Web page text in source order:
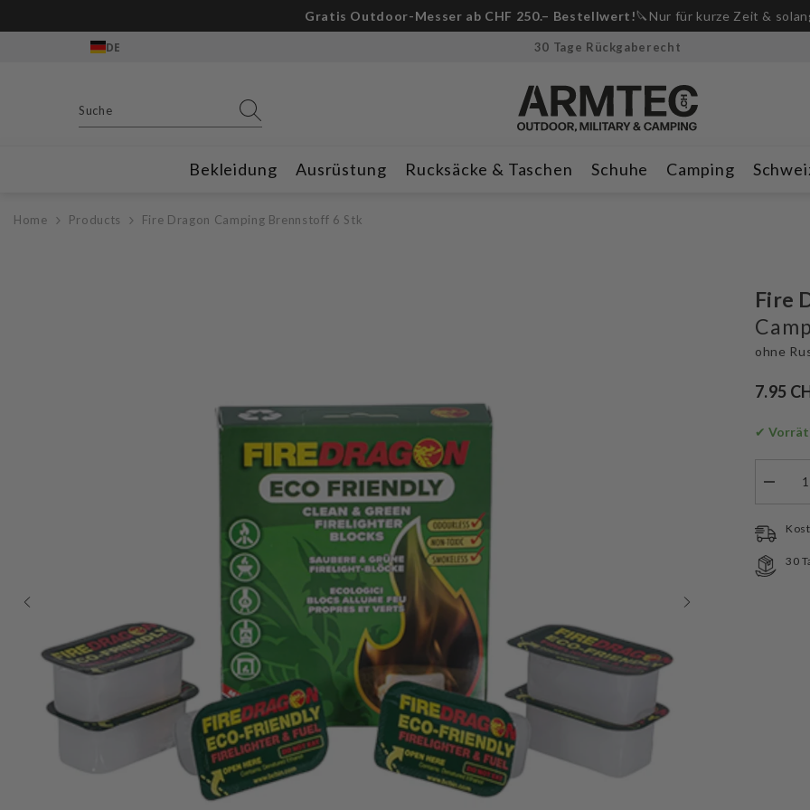
Anmeldung Whatsapp Newsletter📲und CHF 10 Rabatt
DE 30 Tage Rückgaberecht
Bekleidung Ausrüstung Rucksäcke & Taschen Schuhe Camping
Home Products Fire Dragon Camping Brennstoff 6 Stk
Fire
ohne
7.95
✔
Fire
Dragon
Camping
30